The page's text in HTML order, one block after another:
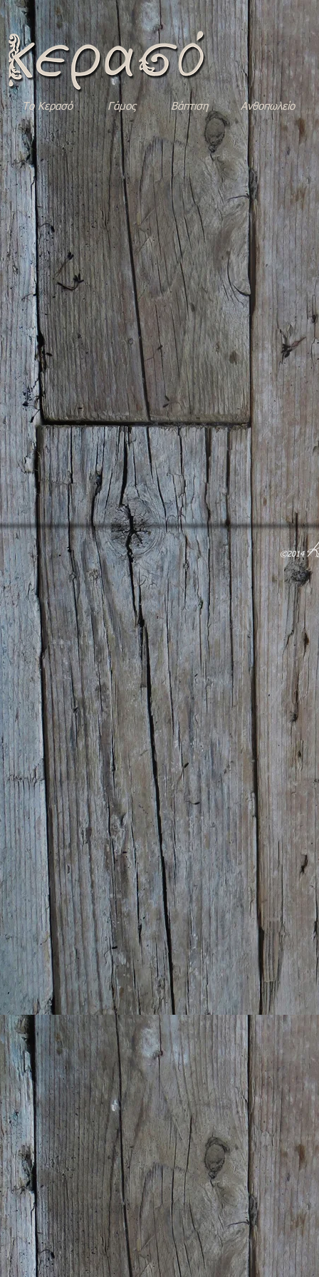
Το Κερασό Γάμος Βάπτιση Ανθοπωλείο
​©2014